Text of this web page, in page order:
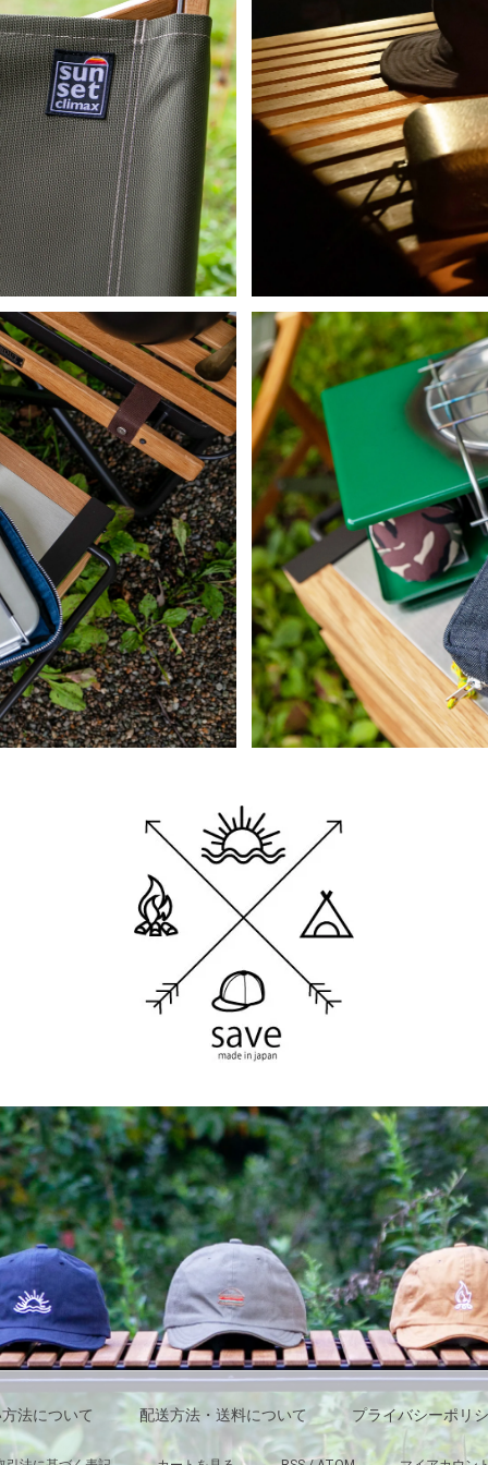
法について 配送方法・送料について プライバシーポリ